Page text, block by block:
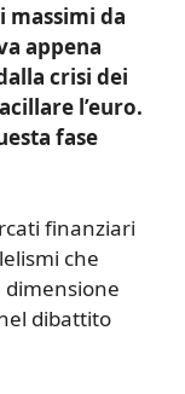
massimi da
appena
crisi dei
l’euro.
fase
finanziari
che
dimensione
dibattito